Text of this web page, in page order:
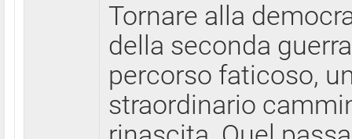
Tornare alla
della seconda
percorso faticoso,
straordinario